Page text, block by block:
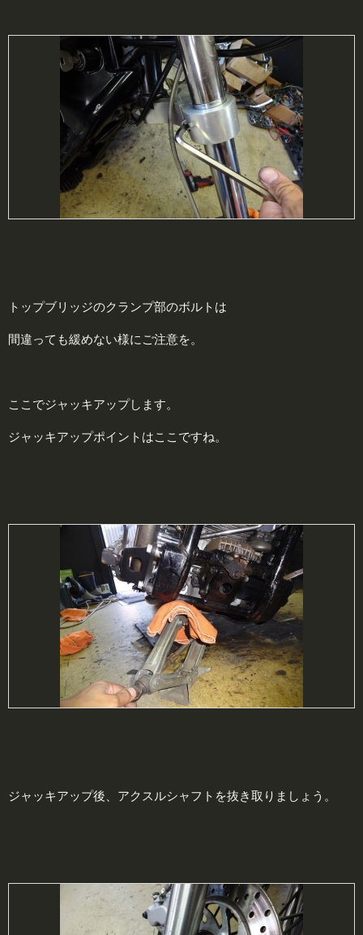
トップブリッジのクランプ部のボルトは
間違っても緩めない様にご注意を。
ここでジャッキアップします。
ジャッキアップポイントはここですね。
ジャッキアップ後、アクスルシャフトを抜き取りましょう。